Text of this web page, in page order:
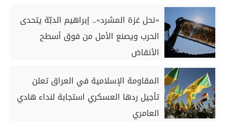
«نحل غزة المشرد».. إبراهيم الدبّة يتحدى
الحرب ويصنع الأمل من فوق أسطح
الأنقاض
المقاومة الإسلامية في العراق تعلن
تأجيل ردها العسكري استجابة لنداء هادي
العامري